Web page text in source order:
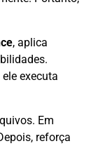
, aplica
executa
Em
reforça